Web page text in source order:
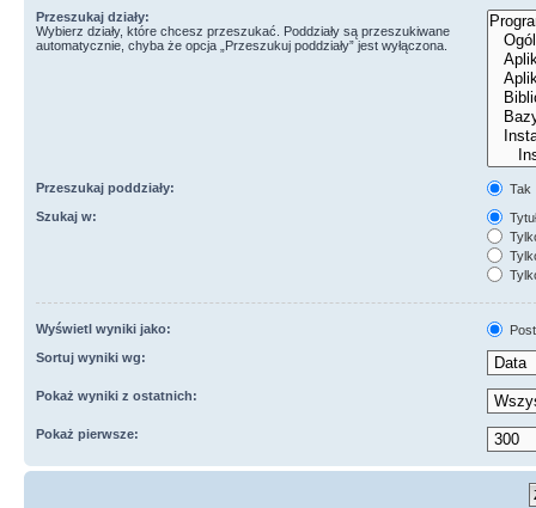
Przeszukaj działy:
Wybierz działy, które chcesz przeszukać. Poddziały są przeszukiwane
automatycznie, chyba że opcja „Przeszukuj poddziały” jest wyłączona.
Przeszukaj poddziały:
Tak
Szukaj w:
Wyświetl wyniki jako:
Sortuj wyniki wg:
Pokaż wyniki z ostatnich:
Pokaż pierwsze: